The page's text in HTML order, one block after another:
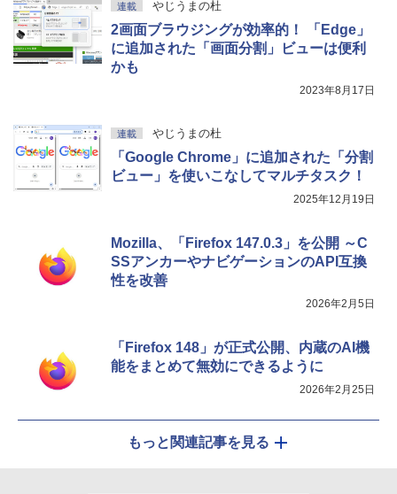
連載 やじうまの杜
2画面ブラウジングが効率的！ 「Edge」
に追加された「画面分割」ビューは便利
かも
2023年8月17日
連載 やじうまの杜
「Google Chrome」に追加された「分割
ビュー」を使いこなしてマルチタスク！
2025年12月19日
Mozilla、「Firefox 147.0.3」を公開 ～C
SSアンカーやナビゲーションのAPI互換
性を改善
2026年2月5日
「Firefox 148」が正式公開、内蔵のAI機
能をまとめて無効にできるように
2026年2月25日
もっと関連記事を見る